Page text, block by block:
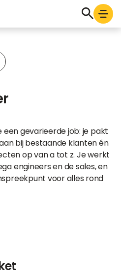
een gevarieerde job: je pakt
bij bestaande klanten én
op van a tot z. Je werkt
engineers en de sales, en
voor alles rond